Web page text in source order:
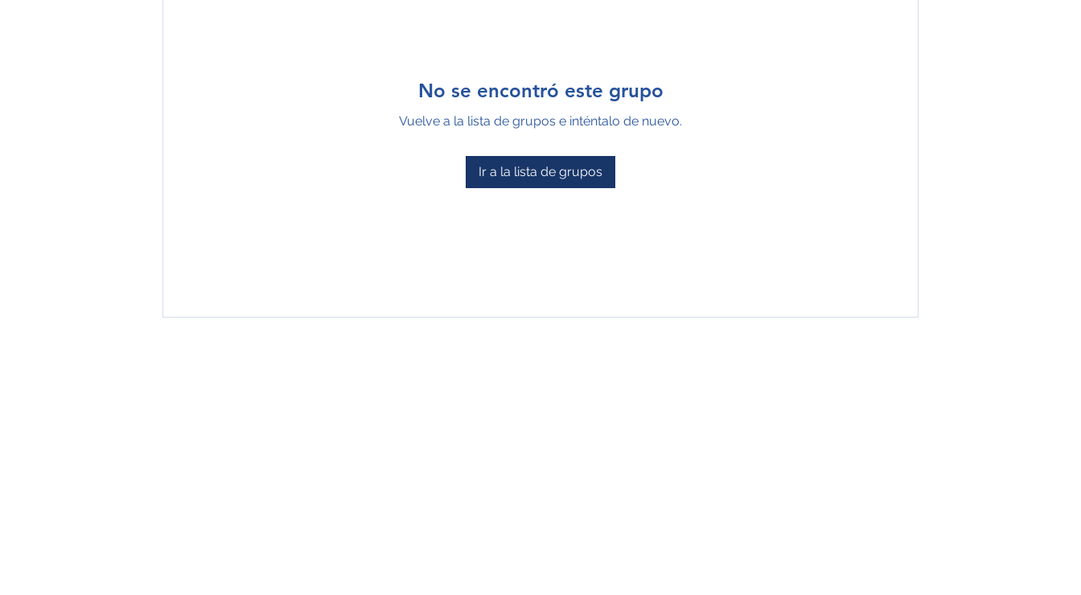
No se encontró este grupo
Vuelve a la lista de grupos e inténtalo de nuevo.
Ir a la lista de grupos